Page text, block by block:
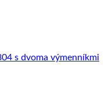
s dvoma výmenníkmi